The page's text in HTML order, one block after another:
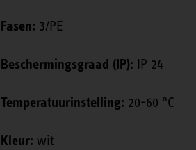
Fasen: 3/PE
Beschermingsgraad (IP): IP 24
Temperatuurinstelling: 20-60 °C
Kleur: wit